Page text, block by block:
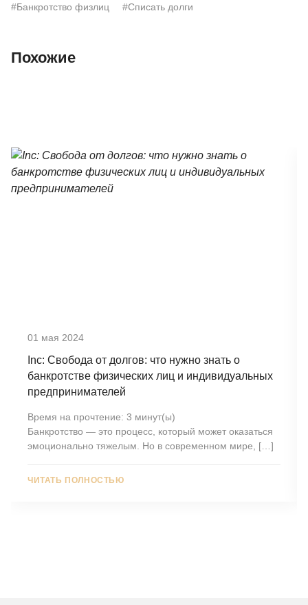
#Банкротство физлиц
#Списать долги
Похожие
01 мая 2024
Inc: Свобода от долгов: что нужно знать о
банкротстве физических лиц и индивидуальных
предпринимателей
Время на прочтение: 3 минут(ы)
Банкротство — это процесс, который может оказаться
эмоционально тяжелым. Но в современном мире, […]
ЧИТАТЬ ПОЛНОСТЬЮ